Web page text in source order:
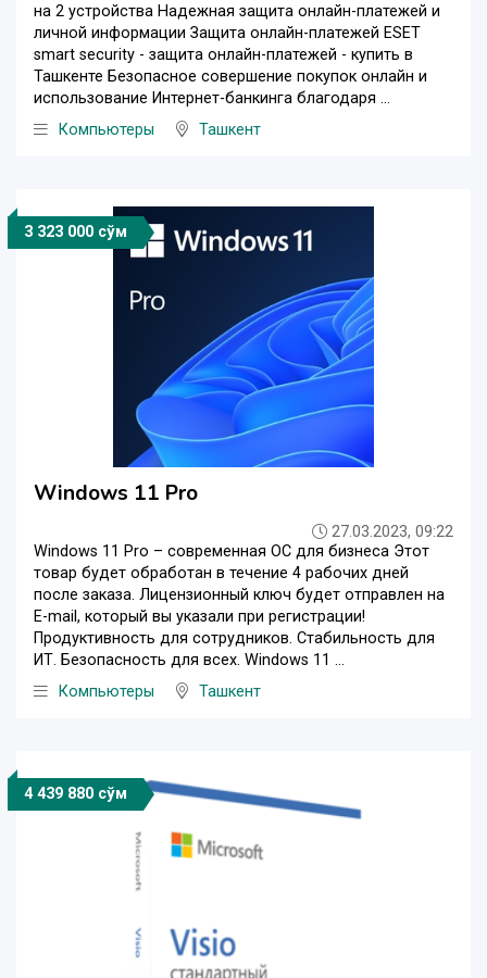
на 2 устройства Надежная защита онлайн-платежей и
личной информации Защита онлайн-платежей ESET
smart security - защита онлайн-платежей - купить в
Ташкенте Безопасное совершение покупок онлайн и
использование Интернет-банкинга благодаря ...
Компьютеры
Ташкент
3 323 000 сўм
Windows 11 Pro
27.03.2023, 09:22
Windows 11 Pro – современная ОС для бизнеса Этот
товар будет обработан в течение 4 рабочих дней
после заказа. Лицензионный ключ будет отправлен на
E-mail, который вы указали при регистрации!
Продуктивность для сотрудников. Стабильность для
ИТ. Безопасность для всех. Windows 11 ...
Компьютеры
Ташкент
4 439 880 сўм